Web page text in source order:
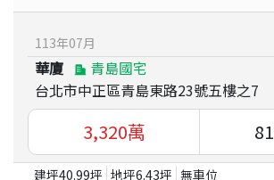
113年07月
華廈
青島國宅
台北市中正區青島東路23號五樓之7
3,320萬 81
建坪40.99坪 地坪6.43坪 無車位